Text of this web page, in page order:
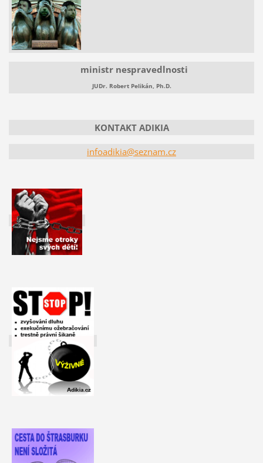
ministr nespravedlnosti
JUDr. Robert Pelikán, Ph.D.
KONTAKT ADIKIA
infoadikia@seznam.cz